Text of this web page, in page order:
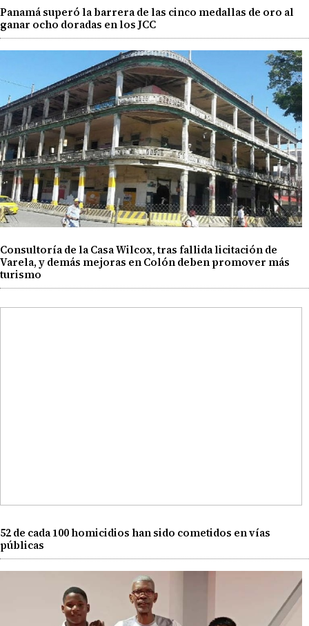
Panamá superó la barrera de las cinco medallas de oro al
ganar ocho doradas en los JCC
Consultoría de la Casa Wilcox, tras fallida licitación de
Varela, y demás mejoras en Colón deben promover más
turismo
52 de cada 100 homicidios han sido cometidos en vías
públicas